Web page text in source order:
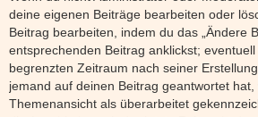
deine eigenen Beiträge bearbeiten oder
Beitrag bearbeiten, indem du das „Ändere
entsprechenden Beitrag anklickst;
begrenzten Zeitraum nach seiner
jemand auf deinen Beitrag geantwortet
Themenansicht als überarbeitet